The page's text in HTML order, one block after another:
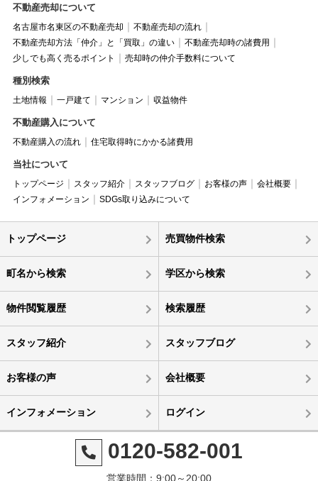
不動産売却について
名古屋市名東区の不動産売却
不動産売却の流れ
不動産売却方法「仲介」と「買取」の違い
不動産売却時の諸費用
少しでも高く売るポイント
売却時の仲介手数料について
種別検索
土地情報 一戸建て マンション 収益物件
不動産購入について
不動産購入の流れ 住宅取得時にかかる諸費用
当社について
トップページ スタッフ紹介 スタッフブログ お客様の声
会社概要
インフォメーション
SDGs取り込みについて
トップページ 売買物件検索
町名から検索 学区から検索
物件閲覧履歴 検索履歴
スタッフ紹介 スタッフブログ
お客様の声 会社概要
インフォメーション ログイン
0120-582-001
営業時間：9:00～20:00